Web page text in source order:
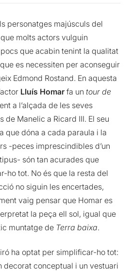
personatges majúsculs del
molts actors vulguin
que acabin tenint la qualitat
es necessiten per aconseguir
Edmond Rostand. En aquesta
Lluís Homar fa untour de
a l’alçada de les seves
de Manelic a Ricard III. El seu
que dóna a cada paraula i la
-peces imprescindibles d’un
són tan acurades que
ho tot. No és que la resta del
no siguin les encertades,
vaig pensar que Homar es
la peça ell sol, igual que
muntatge de Terra baixa.
ha optat per simplificar-ho tot:
decorat conceptual i un vestuari